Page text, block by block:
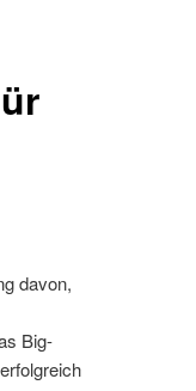
davon,
Big-